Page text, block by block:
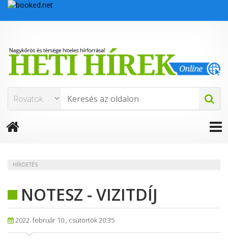
HÍRDETÉS
NOTESZ - VIZITDÍJ
2022. február 10., csütörtök 20:35